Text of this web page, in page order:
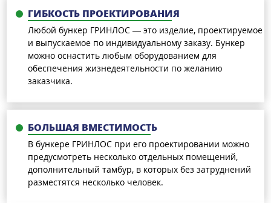
ГИБКОСТЬ ПРОЕКТИРОВАНИЯ
Любой бункер ГРИНЛОС — это изделие, проектируемое
и выпускаемое по индивидуальному заказу. Бункер
можно оснастить любым оборудованием для
обеспечения жизнедеятельности по желанию
заказчика.
БОЛЬШАЯ ВМЕСТИМОСТЬ
В бункере ГРИНЛОС при его проектировании можно
предусмотреть несколько отдельных помещений,
дополнительный тамбур, в которых без затруднений
разместятся несколько человек.